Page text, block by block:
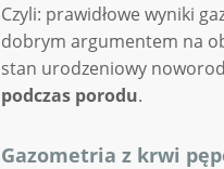
Czyli: prawidłowe wyniki
dobrym argumentem na
stan urodzeniowy
podczas porodu.
Gazometria z krwi